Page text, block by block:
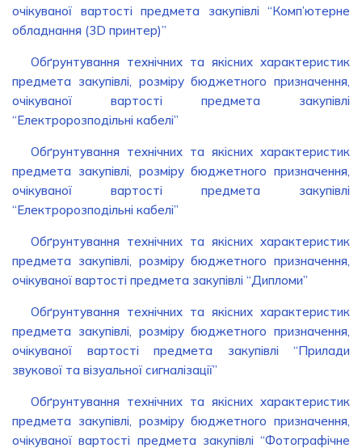
очікуваної вартості предмета закупівлі “Комп’ютерне
обладнання (3D принтер)”
Обґрунтування технічних та якісних характеристик
предмета закупівлі, розміру бюджетного призначення,
очікуваної вартості предмета закупівлі
“Електророзподільні кабелі”
Обґрунтування технічних та якісних характеристик
предмета закупівлі, розміру бюджетного призначення,
очікуваної вартості предмета закупівлі
“Електророзподільні кабелі”
Обґрунтування технічних та якісних характеристик
предмета закупівлі, розміру бюджетного призначення,
очікуваної вартості предмета закупівлі “Дипломи”
Обґрунтування технічних та якісних характеристик
предмета закупівлі, розміру бюджетного призначення,
очікуваної вартості предмета закупівлі “Прилади
звукової та візуальної сигналізації”
Обґрунтування технічних та якісних характеристик
предмета закупівлі, розміру бюджетного призначення,
очікуваної вартості предмета закупівлі “Фотографічне